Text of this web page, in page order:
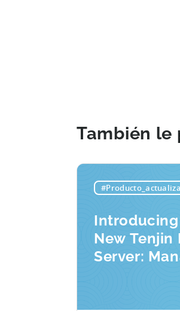
También le
New Tenjin
Server: